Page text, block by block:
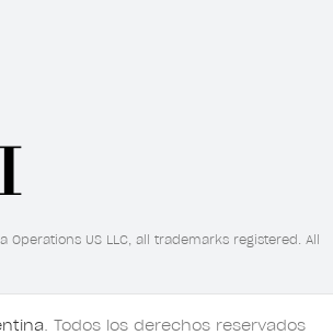
Operations US LLC, all trademarks registered. All
. Todos los derechos reservados